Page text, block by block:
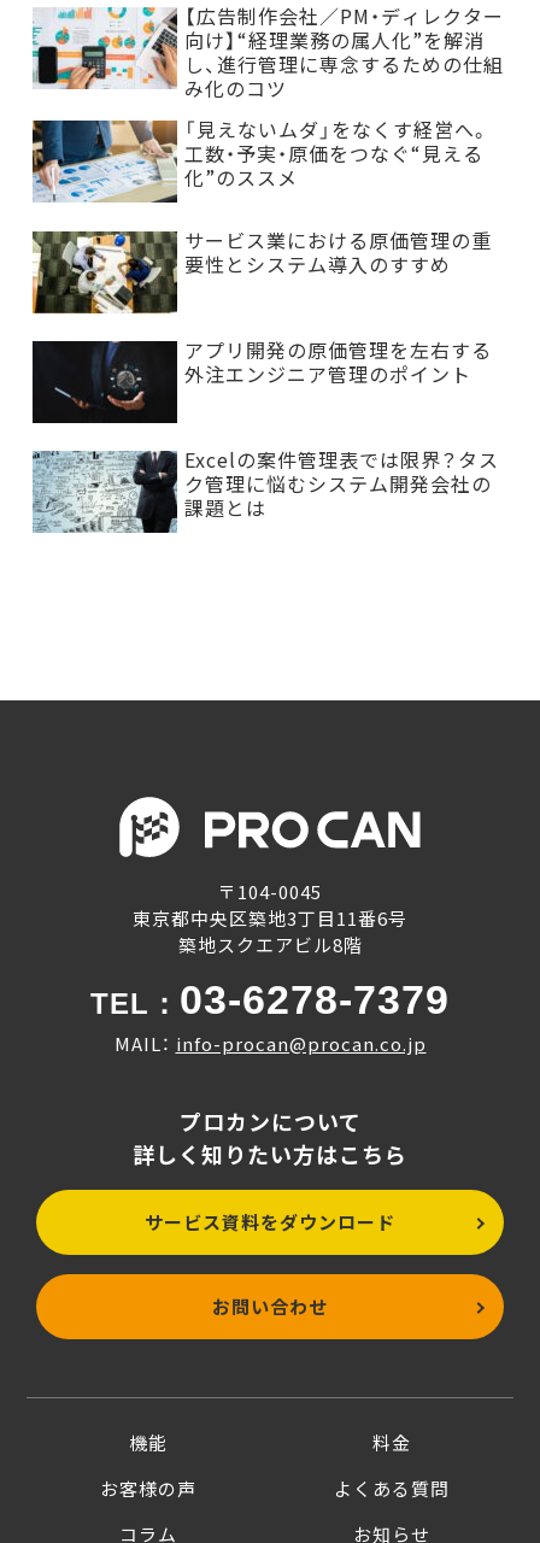
【広告制作会社／PM・ディレクター
向け】“経理業務の属人化”を解消
し、進行管理に専念するための仕組
み化のコツ
「見えないムダ」をなくす経営へ。
工数・予実・原価をつなぐ“見える
化”のススメ
サービス業における原価管理の重
要性とシステム導入のすすめ
アプリ開発の原価管理を左右する
外注エンジニア管理のポイント
Excelの案件管理表では限界？タス
ク管理に悩むシステム開発会社の
課題とは
〒104-0045
東京都中央区築地3丁目11番6号
築地スクエアビル8階
TEL： 03-6278-7379
MAIL： info-procan@procan.co.jp
プロカンについて
詳しく知りたい方はこちら
サービス資料をダウンロード
お問い合わせ
機能
料金
お客様の声
よくある質問
コラム
お知らせ